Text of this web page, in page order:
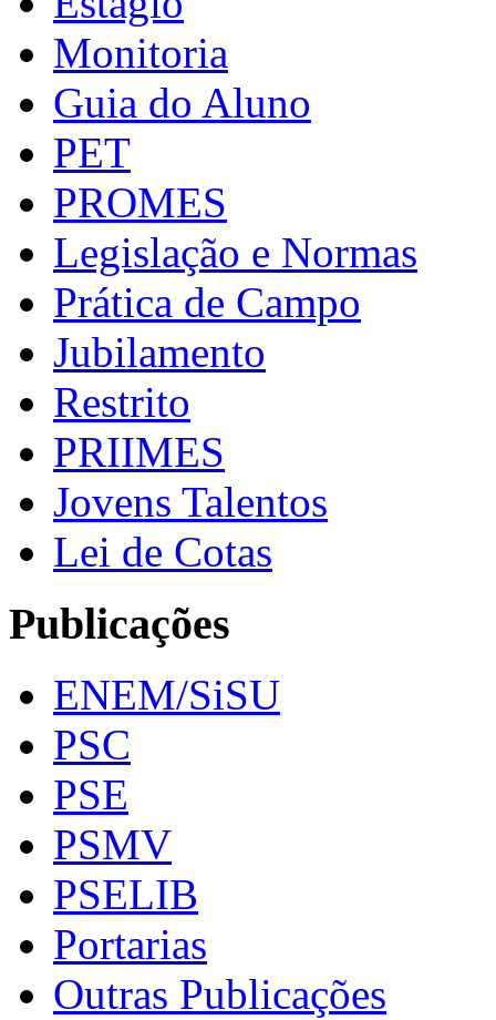
Monitoria
Guia do Aluno
PET
PROMES
Legislação e Normas
Prática de Campo
Jubilamento
Restrito
PRIIMES
Jovens Talentos
Lei de Cotas
Publicações
ENEM/SiSU
PSC
PSE
PSMV
PSELIB
Portarias
Outras Publicações